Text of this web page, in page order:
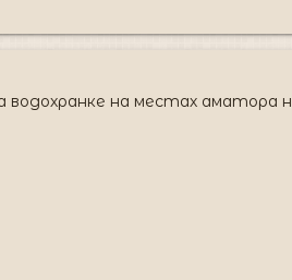
на местах аматора